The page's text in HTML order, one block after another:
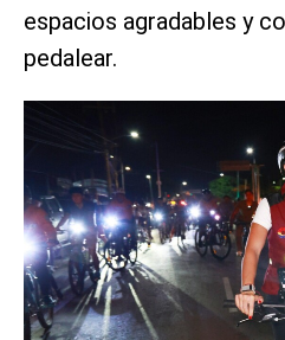
espacios agradables y
pedalear.